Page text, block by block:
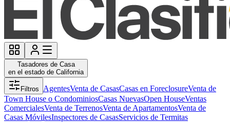
Tasadores de Casa
en el estado de California
Filtros AgentesVenta de CasasCasas en ForeclosureVenta de
Town House o CondominiosCasas NuevasOpen HouseVentas
ComercialesVenta de TerrenosVenta de ApartamentosVenta de
Casas MóvilesInspectores de CasasServicios de Termitas